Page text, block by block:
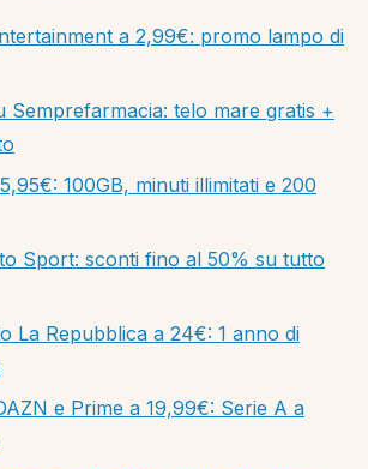
a 2,99€: promo lampo di
Semprefarmacia: telo mare gratis +
100GB, minuti illimitati e 200
Sport: sconti fino al 50% su tutto
La Repubblica a 24€: 1 anno di
e Prime a 19,99€: Serie A a